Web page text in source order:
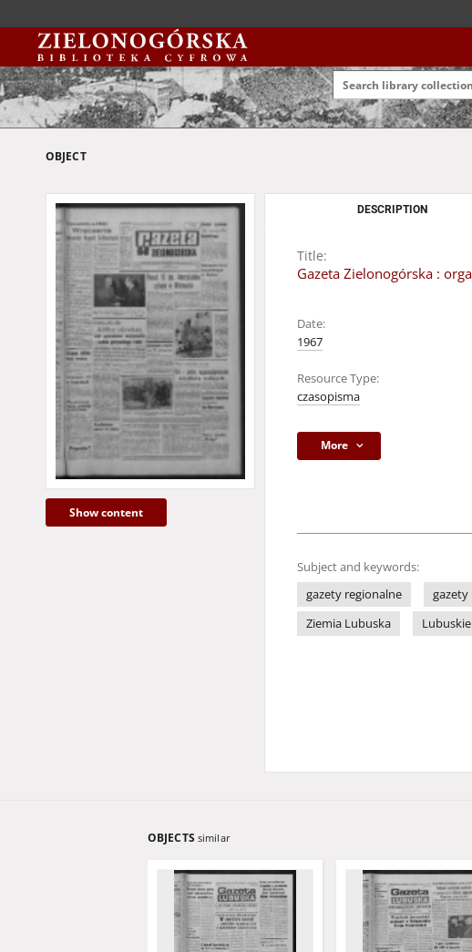
OBJECT
Show content
DESCRIPTION
Title:
Gazeta Zielonogórska :
Date:
1967
Resource Type:
czasopisma
More
Subject and keywords:
gazety regionalne
gazety
Ziemia Lubuska
Lubuskie
OBJECTS similar